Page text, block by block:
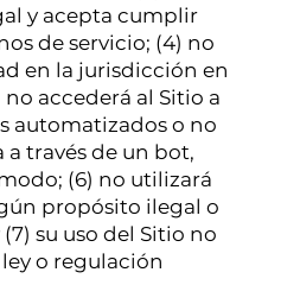
y acepta cumplir
de servicio; (4) no
en la jurisdicción en
no accederá al Sitio a
automatizados o no
a través de un bot,
(6) no utilizará
propósito ilegal o
su uso del Sitio no
o regulación